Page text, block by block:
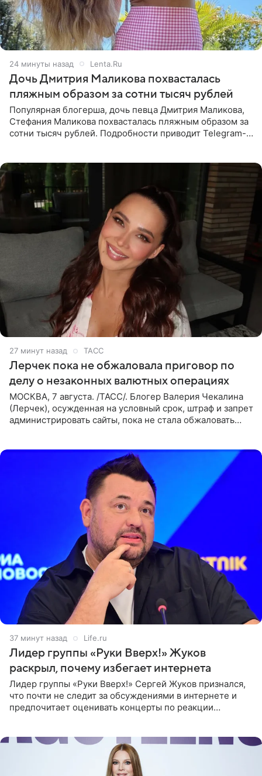
24 минуты назад Lenta.Ru
Дочь Дмитрия Маликова похвасталась
пляжным образом за сотни тысяч рублей
Популярная блогерша, дочь певца Дмитрия Маликова,
Стефания Маликова похвасталась пляжным образом за
сотни тысяч рублей. Подробности приводит Telegram-
27 минут назад ТАСС
Лерчек пока не обжаловала приговор по
делу о незаконных валютных операциях
МОСКВА, 7 августа. /ТАСС/. Блогер Валерия Чекалина
(Лерчек), осужденная на условный срок, штраф и запрет
администрировать сайты, пока не стала обжаловать
37 минут назад Life.ru
Лидер группы «Руки Вверх!» Жуков
раскрыл, почему избегает интернета
Лидер группы «Руки Вверх!» Сергей Жуков признался,
что почти не следит за обсуждениями в интернете и
предпочитает оценивать концерты по реакции